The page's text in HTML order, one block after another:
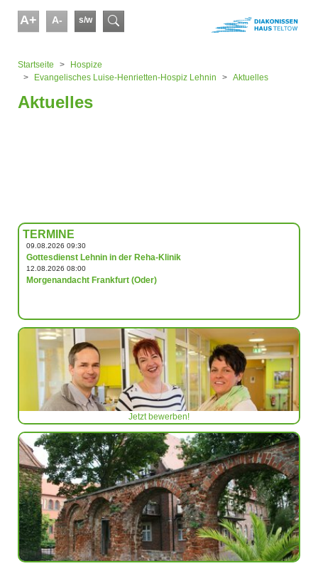
A+ A- s/w Suchformular
Startseite
Hospize
Evangelisches Luise-Henrietten-Hospiz Lehnin
Aktuelles
Aktuelles
TERMINE
09.08.2026 09:30
Gottesdienst Lehnin in der Reha-Klinik
12.08.2026 08:00
Morgenandacht Frankfurt (Oder)
Jetzt bewerben!